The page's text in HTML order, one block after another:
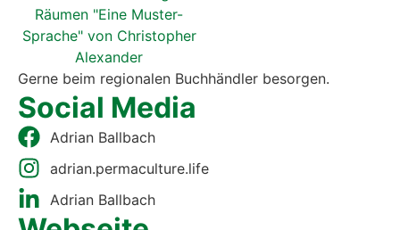
Ger­ne beim regio­na­len Buch­händ­ler besor­gen.
Social Media
Adri­an Ball­bach
adrian.permaculture.life
Adri­an Ball­bach